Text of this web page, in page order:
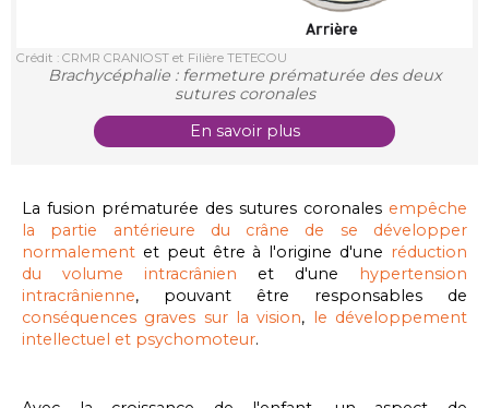
Crédit : CRMR CRANIOST et Filière TETECOU
Brachycéphalie : fermeture prématurée des deux
sutures coronales
En savoir plus
La fusion prématurée des sutures coronales empêche
la partie antérieure du crâne de se développer
normalement et peut être à l'origine d'une réduction
du volume intracrânien et d'une
hypertension
intracrânienne, pouvant être responsables de
conséquences graves sur la vision, le développement
intellectuel et psychomoteur.